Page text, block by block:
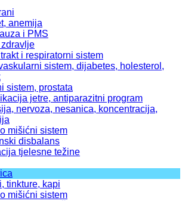
anemija
i PMS
i respiratorni sistem
sistem, dijabetes, holesterol,
sistem, prostata
jetre, antiparazitni program
nervoza, nesanica, koncentracija,
mišićni sistem
disbalans
tjelesne težine
tinkture, kapi
mišićni sistem